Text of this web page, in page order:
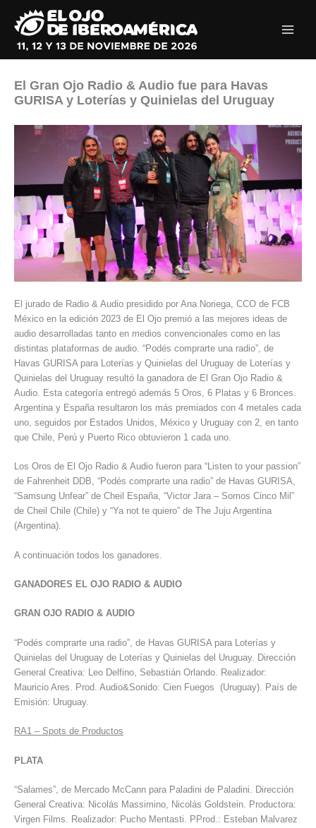
contenido
El Gran Ojo Radio & Audio fue para Havas
GURISA y Loterías y Quinielas del Uruguay
El jurado de Radio & Audio presidido por Ana Noriega, CCO de FCB
México en la edición 2023 de El Ojo premió a las mejores ideas de
audio desarrolladas tanto en medios convencionales como en las
distintas plataformas de audio. “Podés comprarte una radio”, de
Havas GURISA para Loterías y Quinielas del Uruguay de Loterías y
Quinielas del Uruguay resultó la ganadora de El Gran Ojo Radio &
Audio. Esta categoría entregó además 5 Oros, 6 Platas y 6 Bronces.
Argentina y España resultaron los más premiados con 4 metales cada
uno, seguidos por Estados Unidos, México y Uruguay con 2, en tanto
que Chile, Perú y Puerto Rico obtuvieron 1 cada uno.
Los Oros de El Ojo Radio & Audio fueron para “Listen to your passion”
de Fahrenheit DDB, “Podés comprarte una radio” de Havas GURISA,
“Samsung Unfear” de Cheil España, “Victor Jara – Somos Cinco Mil”
de Cheil Chile (Chile) y “Ya not te quiero” de The Juju Argentina
(Argentina).
A continuación todos los ganadores.
GANADORES EL OJO RADIO & AUDIO
GRAN OJO RADIO & AUDIO
“Podés comprarte una radio”, de Havas GURISA para Loterías y
Quinielas del Uruguay de Loterías y Quinielas del Uruguay. Dirección
General Creativa:
Leo Delfino, Sebastián Orlando. Realizador:
Mauricio Ares. Prod. Audio&Sonido: Cien Fuegos (Uruguay). País de
Emisión: Uruguay.
RA1 – Spots de Productos
PLATA
“Salames”, de Mercado McCann para Paladini de Paladini. Dirección
General Creativa: Nicolás Massimino, Nicolás Goldstein. Productora:
Virgen Films. Realizador: Pucho Mentasti. PProd.: Esteban Malvarez